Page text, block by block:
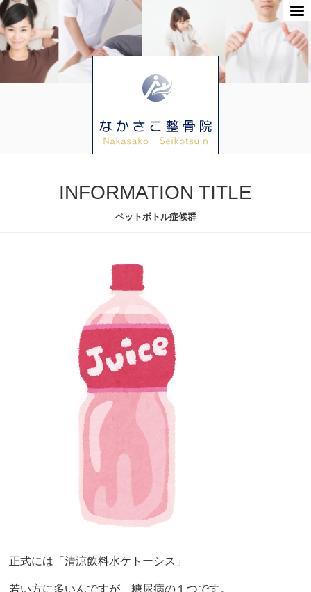
INFORMATION TITLE
ペットボトル症候群
正式には「清涼飲料水ケトーシス」
若い方に多いんですが、糖尿病の１つです。